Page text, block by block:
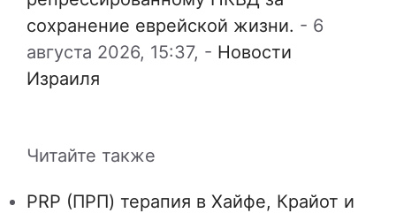
сохранение еврейской жизни. - 6
августа 2026, 15:37, - Новости
Израиля
Читайте также
PRP (ПРП) терапия в Хайфе, Крайот и